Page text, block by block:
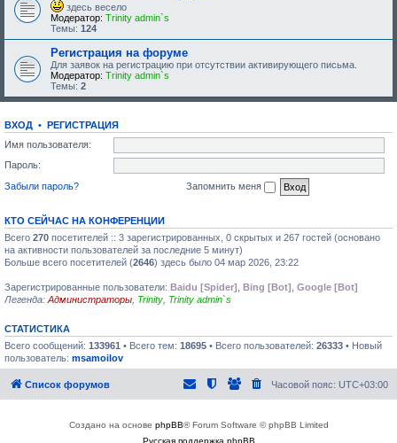
здесь весело
Модератор: Trinity admin`s
Темы: 124
Регистрация на форуме
Для заявок на регистрацию при отсутствии активирующего письма.
Модератор: Trinity admin`s
Темы: 2
ВХОД • РЕГИСТРАЦИЯ
Имя пользователя:
Пароль:
Забыли пароль?
Запомнить меня
КТО СЕЙЧАС НА КОНФЕРЕНЦИИ
Всего 270 посетителей :: 3 зарегистрированных, 0 скрытых и 267 гостей (основано
на активности пользователей за последние 5 минут)
Больше всего посетителей (2646) здесь было 04 мар 2026, 23:22
Зарегистрированные пользователи: Baidu [Spider] Bing [Bot] Google [Bot]
Легенда: Администраторы Trinity Trinity admin`s
СТАТИСТИКА
Всего сообщений: 133961 • Всего тем: 18695 • Всего пользователей: 26333 • Новый
пользователь: msamoilov
Список форумов Часовой пояс: UTC+03:00
Создано на основе phpBB® Forum Software © phpBB Limited
Русская поддержка phpBB